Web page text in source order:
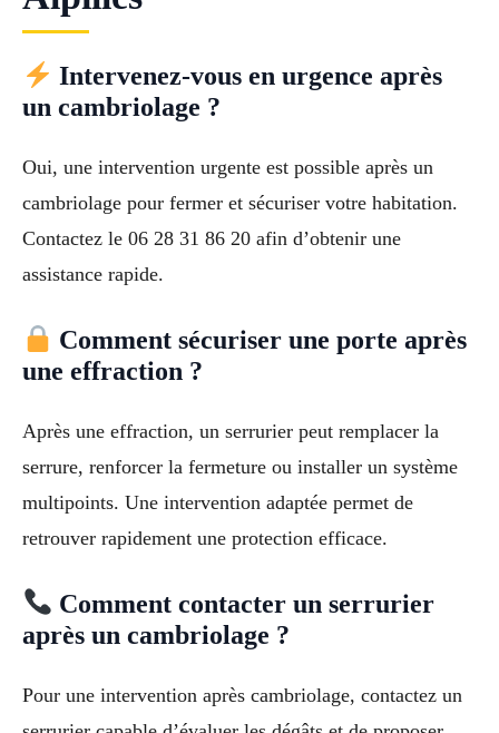
Intervenez-vous en urgence après
un cambriolage ?
Oui, une intervention urgente est possible après un
cambriolage pour fermer et sécuriser votre habitation.
Contactez le 06 28 31 86 20 afin d’obtenir une
assistance rapide.
Comment sécuriser une porte après
une effraction ?
Après une effraction, un serrurier peut remplacer la
serrure, renforcer la fermeture ou installer un système
multipoints. Une intervention adaptée permet de
retrouver rapidement une protection efficace.
Comment contacter un serrurier
après un cambriolage ?
Pour une intervention après cambriolage, contactez un